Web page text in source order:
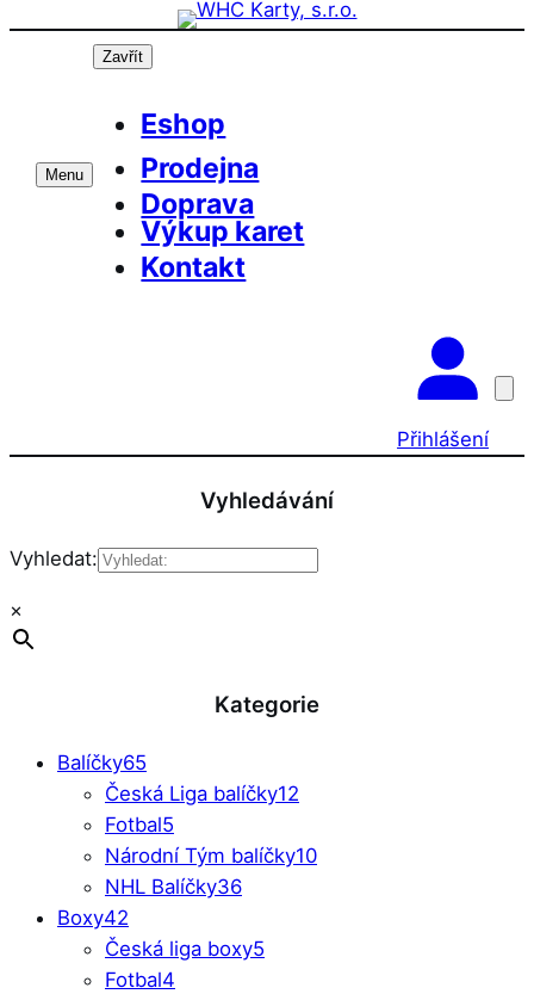
Přeskočit
Menu
Zavřít
Eshop
Prodejna
Doprava
Výkup karet
Kontakt
Přihlášení
Vyhledávání
Vyhledat:
×
Kategorie
Balíčky65
Česká Liga balíčky12
Fotbal5
Národní Tým balíčky10
NHL Balíčky36
Boxy42
Česká liga boxy5
Fotbal4